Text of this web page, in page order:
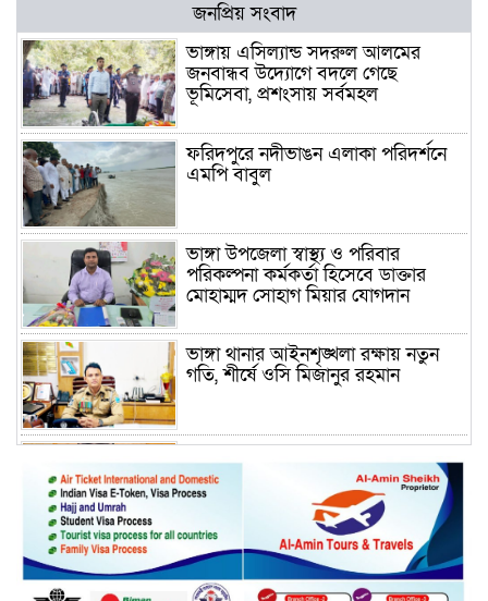
জনপ্রিয় সংবাদ
ভাঙ্গায় এসিল্যান্ড সদরুল আলমের
জনবান্ধব উদ্যোগে বদলে গেছে
ভূমিসেবা, প্রশংসায় সর্বমহল
ফরিদপুরে নদীভাঙন এলাকা পরিদর্শনে
এমপি বাবুল
ভাঙ্গা উপজেলা স্বাস্থ্য ও পরিবার
পরিকল্পনা কর্মকর্তা হিসেবে ডাক্তার
মোহাম্মদ সোহাগ মিয়ার যোগদান
ভাঙ্গা থানার আইনশৃঙ্খলা রক্ষায় নতুন
গতি, শীর্ষে ওসি মিজানুর রহমান
ময়মনসিংহের অতিরিক্ত জেলা প্রশাসক
(রাজস্ব) আজিম উদ্দিন ভূমি মন্ত্রণালয়ে
পদায়ন
সাবেক এমপির প্রেস সেক্রেটারি রফিকের
ক্ষমতার দাপট ও গণ-অসন্তোষের তথ্য